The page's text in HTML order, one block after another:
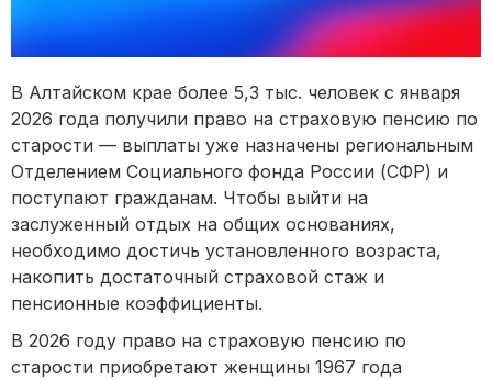
В Алтайском крае более 5,3 тыс. человек с января
2026 года получили право на страховую пенсию по
старости — выплаты уже назначены региональным
Отделением Социального фонда России (СФР) и
поступают гражданам. Чтобы выйти на
заслуженный отдых на общих основаниях,
необходимо достичь установленного возраста,
накопить достаточный страховой стаж и
пенсионные коэффициенты.
В 2026 году право на страховую пенсию по
старости приобретают женщины 1967 года